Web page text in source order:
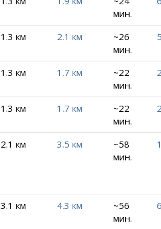
мин.
1.3 км 2.1 км
~26
мин.
1.3 км 1.7 км
~22
мин.
1.3 км 1.7 км
~22
мин.
2.1 км 3.5 км
~58
мин.
3.1 км 4.3 км
~56
мин.